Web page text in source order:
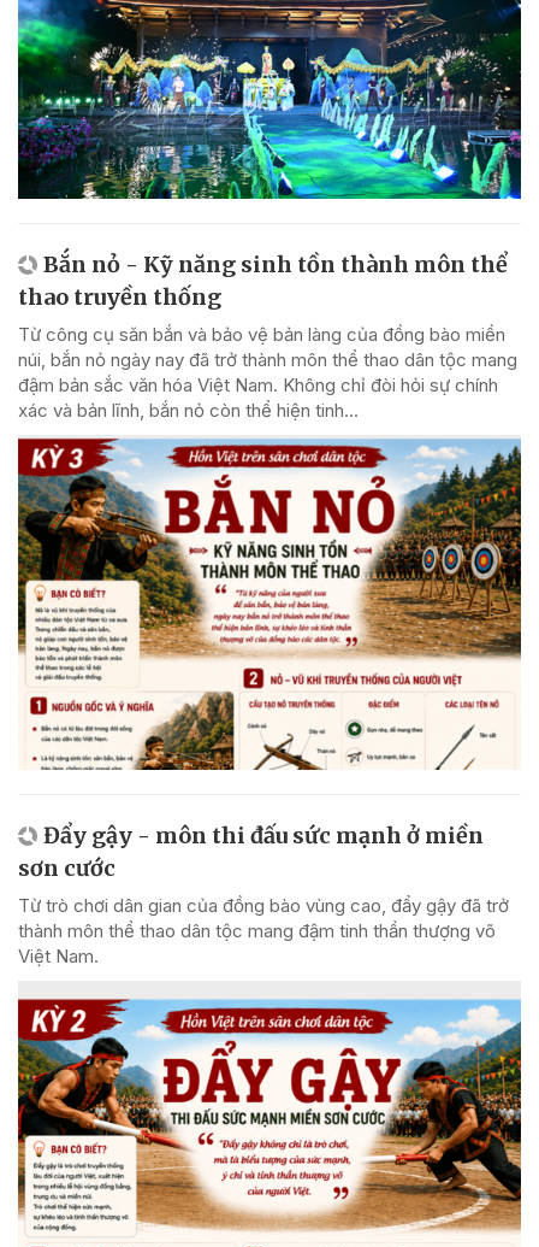
Bắn nỏ - Kỹ năng sinh tồn thành môn thể
thao truyền thống
Từ công cụ săn bắn và bảo vệ bản làng của đồng bào miền
núi, bắn nỏ ngày nay đã trở thành môn thể thao dân tộc mang
đậm bản sắc văn hóa Việt Nam. Không chỉ đòi hỏi sự chính
xác và bản lĩnh, bắn nỏ còn thể hiện tinh...
Đẩy gậy - môn thi đấu sức mạnh ở miền
sơn cước
Từ trò chơi dân gian của đồng bào vùng cao, đẩy gậy đã trở
thành môn thể thao dân tộc mang đậm tinh thần thượng võ
Việt Nam.